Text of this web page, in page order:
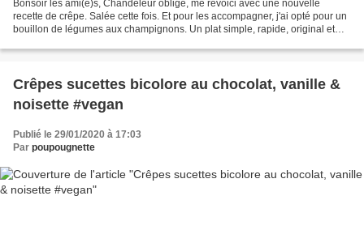
Bonsoir les ami(e)s, Chandeleur oblige, me revoici avec une nouvelle
recette de crêpe. Salée cette fois. Et pour les accompagner, j'ai opté pour un
bouillon de légumes aux champignons. Un plat simple, rapide, original et
Crêpes sucettes bicolore au chocolat, vanille &
noisette #vegan
Publié le 29/01/2020 à 17:03
Par poupougnette